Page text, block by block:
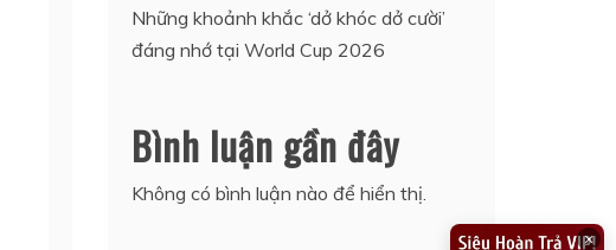
Những khoảnh khắc ‘dở khóc dở cười’
đáng nhớ tại World Cup 2026
Bình luận gần đây
Không có bình luận nào để hiển thị.
×